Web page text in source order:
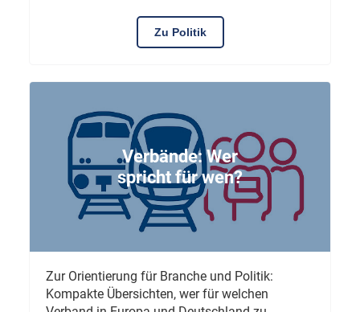
Zu Politik
Verbände: Wer
spricht für wen?
Zur Orientierung für Branche und Politik:
Kompakte Übersichten, wer für welchen